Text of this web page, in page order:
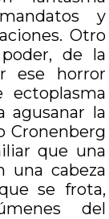
y
Otro
de la
ese horror
agusanar la
Cronenberg
que una
una cabeza
se frota,
del